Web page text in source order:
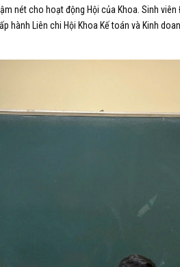
nét cho hoạt động Hội của Khoa. Sinh viên
hành Liên chi Hội Khoa Kế toán và Kinh